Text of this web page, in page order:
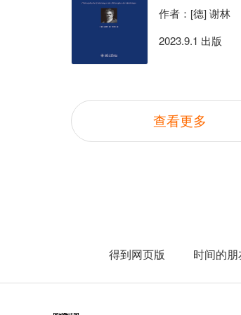
作者：[德] 谢林
2023.9.1 出版
查看更多
得到网页版 时间的